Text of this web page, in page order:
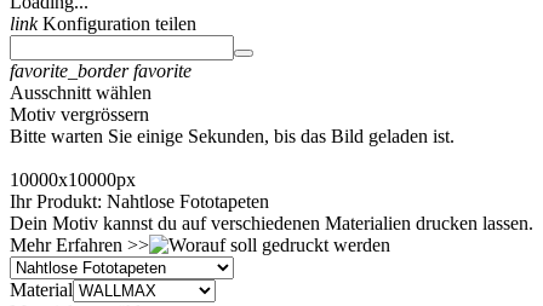
linkKonfiguration teilen
favorite_border favorite
Ausschnitt wählen
Motiv vergrössern
Bitte warten Sie einige Sekunden, bis das Bild geladen ist.
10000x10000px
Ihr Produkt: Nahtlose Fototapeten
Dein Motiv kannst du auf verschiedenen Materialien drucken lassen.
Mehr Erfahren >>
Material